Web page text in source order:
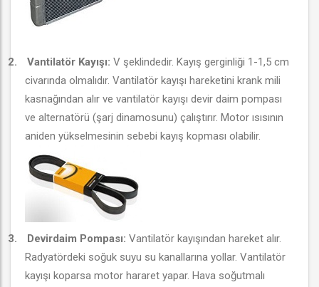
2. Vantilatör Kayışı: V şeklindedir. Kayış gerginliği 1-1,5 cm
civarında olmalıdır. Vantilatör kayışı hareketini krank mili
kasnağından alır ve vantilatör kayışı devir daim pompası
ve alternatörü (şarj dinamosunu) çalıştırır. Motor ısısının
aniden yükselmesinin sebebi kayış kopması olabilir.
3. Devirdaim Pompası: Vantilatör kayışından hareket alır.
Radyatördeki soğuk suyu su kanallarına yollar. Vantilatör
kayışı koparsa motor hararet yapar. Hava soğutmalı